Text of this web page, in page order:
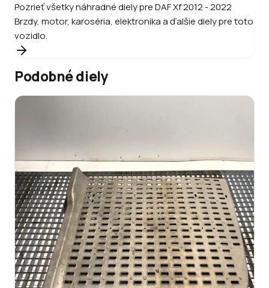
Pozrieť všetky náhradné diely preDAFXf 2012 - 2022
Brzdy, motor, karoséria, elektronika a ďalšie diely pre toto
vozidlo.
Podobné diely